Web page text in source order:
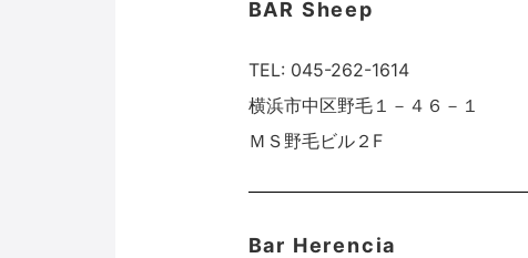
BAR Sheep
TEL: 045-262-1614
横浜市中区野毛１－４６－１
ＭＳ野毛ビル２F
Bar Herencia